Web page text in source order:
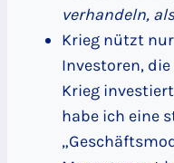
verhandeln,
Krieg nützt
Investoren,
Krieg
habe ich eine